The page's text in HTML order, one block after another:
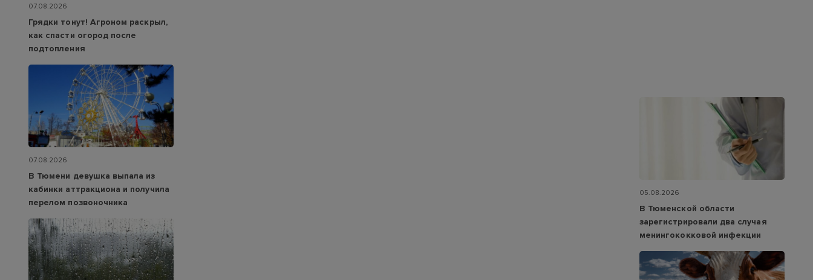
07.08.2026
Грядки тонут! Агроном раскрыл,
как спасти огород после
подтопления
07.08.2026
В Тюмени девушка выпала из
кабинки аттракциона и получила
перелом позвоночника
05.08.2026
В Тюменской области
зарегистрировали два случая
менингококковой инфекции